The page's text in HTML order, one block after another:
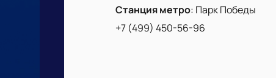
Станция метро: Парк Победы
+7 (499) 450-56-96